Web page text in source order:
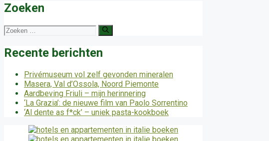
Zoeken
Zoek
naar:
Recente berichten
Privémuseum vol zelf gevonden mineralen
Masera, Val d’Ossola, Noord Piemonte
Aardbeving Friuli – mijn herinnering
‘La Grazia’: de nieuwe film van Paolo Sorrentino
‘Al dente as f*ck’ – uniek pasta-kookboek